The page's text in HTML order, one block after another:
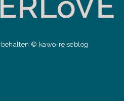
© kawo-reiseblog